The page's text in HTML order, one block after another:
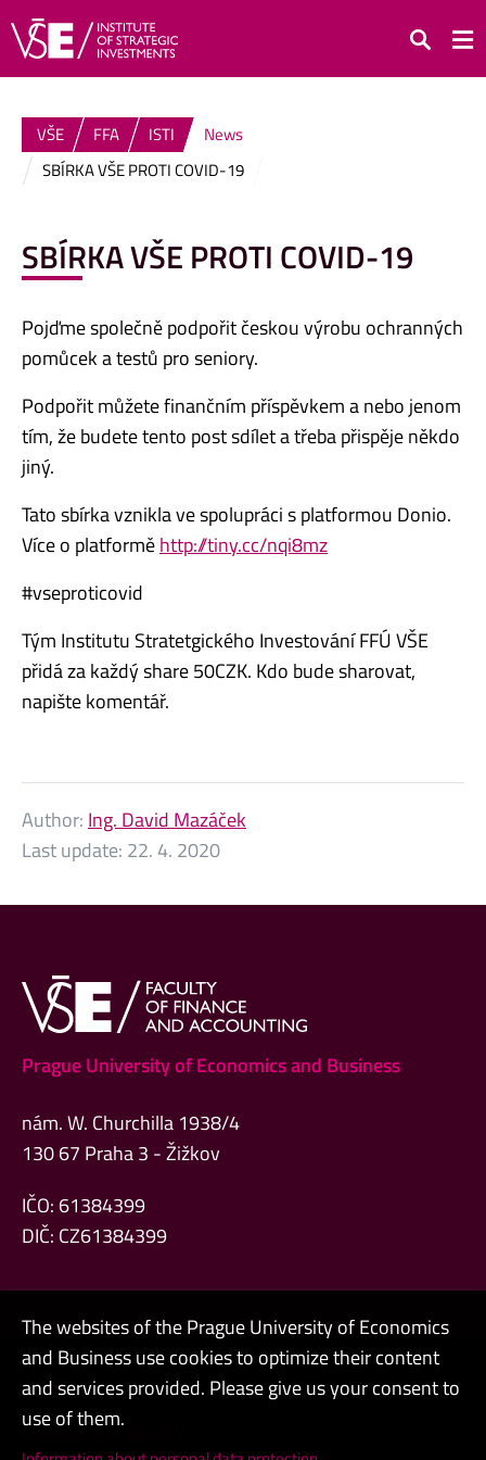
Search
VŠE FFA ISTI
News
SBÍRKA VŠE PROTI COVID-19
SBÍRKA VŠE PROTI COVID-19
Pojďme společně podpořit českou výrobu ochranných
pomůcek a testů pro seniory.
Podpořit můžete finančním příspěvkem a nebo jenom
tím, že budete tento post sdílet a třeba přispěje někdo
jiný.
Tato sbírka vznikla ve spolupráci s platformou Donio.
Více o platforměhttp://tiny.cc/nqi8mz
#vseproticovid
Tým Institutu Stratetgického Investování FFÚ VŠE
přidá za každý share 50CZK. Kdo bude sharovat,
napište komentář.
Author: Ing. David Mazáček
Last update: 22. 4. 2020
Prague University of Economics and Business
nám. W. Churchilla 1938/4
130 67 Praha 3 - Žižkov
IČO: 61384399
DIČ: CZ61384399
Admin
Cookies and privacy
The websites of the Prague University of Economics
and Business use cookies to optimize their content
and services provided. Please give us your consent to
use of them.